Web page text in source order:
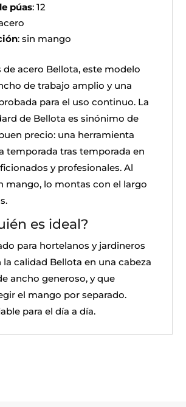
púas: 12
: sin mango
de acero Bellota, este modelo
de trabajo amplio y una
para el uso continuo. La
de Bellota es sinónimo de
precio: una herramienta
temporada tras temporada en
y profesionales. Al
mango, lo montas con el largo
es ideal?
para hortelanos y jardineros
la calidad Bellota en una cabeza
ancho generoso, y que
el mango por separado.
para el día a día.